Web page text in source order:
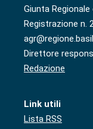
Giunta
Registrazione n.
Direttore
Redazione
Link utili
Lista RSS